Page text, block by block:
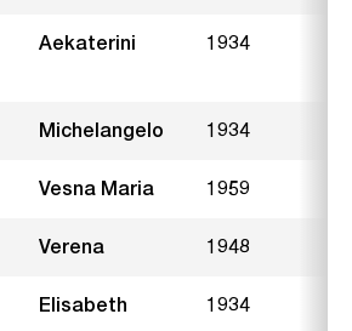
Aekaterini 1934
Michelangelo 1934
Vesna Maria 1959
Verena 1948
Elisabeth 1934